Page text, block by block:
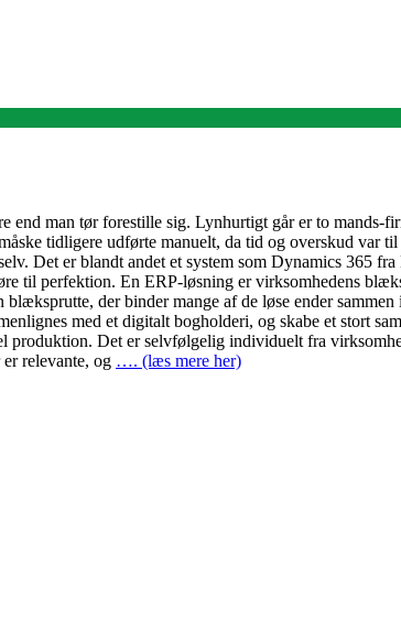
man tør forestille sig. Lynhurtigt går er to mands-
tidligere udførte manuelt, da tid og overskud
Det er blandt andet et system som Dynamics 365
til perfektion. En ERP-løsning er virksomhedens
der binder mange af de løse ender
med et digitalt bogholderi, og skabe et stort
produktion. Det er selvfølgelig individuelt fra
relevante, og …. (læs mere her)